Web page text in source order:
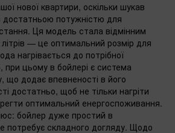
нової квартири, оскільки шукав
достатньою потужністю для
Ця модель стала відмінним
— це оптимальний розмір для
нагрівається до потрібної
цьому в бойлері є система
що додає впевненості в його
достатньо, щоб не тільки нагріти
оптимальний енергоспоживання.
бойлер дуже простий в
потребує складного догляду. Щодо